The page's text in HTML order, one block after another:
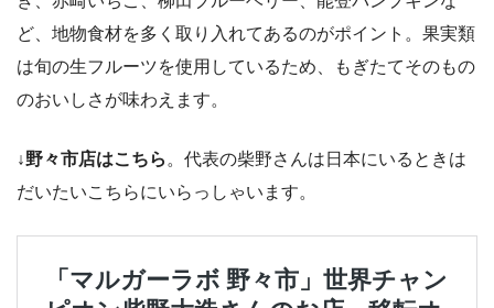
ど、地物食材を多く取り入れてあるのがポイント。果実類
は旬の生フルーツを使用しているため、もぎたてそのもの
のおいしさが味わえます。
↓野々市店はこちら 。代表の柴野さんは日本にいるときは
だいたいこちらにいらっしゃいます。